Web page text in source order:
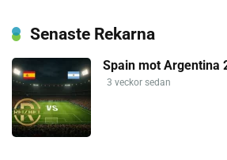
Senaste Rekarna
Spain mot Argentina
3 veckor sedan